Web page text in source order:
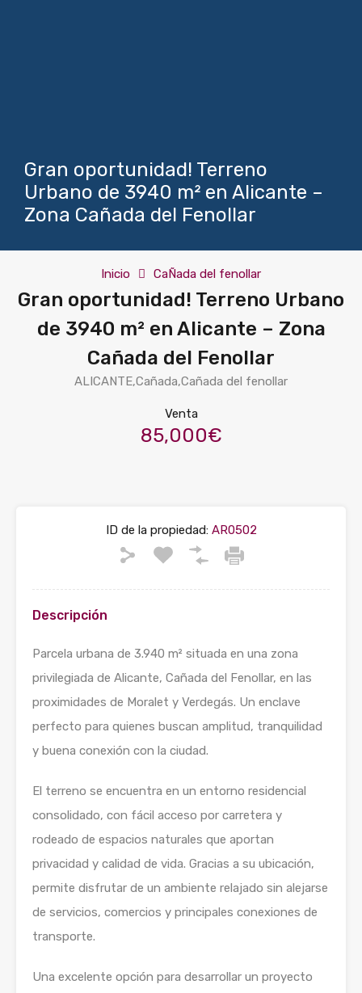
Gran oportunidad! Terreno
Urbano de 3940 m² en Alicante –
Zona Cañada del Fenollar
Inicio CaÑada del fenollar
Gran oportunidad! Terreno Urbano
de 3940 m² en Alicante – Zona
Cañada del Fenollar
ALICANTE,Cañada,Cañada del fenollar
Venta
85,000€
ID de la propiedad:AR0502
Descripción
Parcela urbana de 3.940 m² situada en una zona
privilegiada de Alicante, Cañada del Fenollar, en las
proximidades de Moralet y Verdegás. Un enclave
perfecto para quienes buscan amplitud, tranquilidad
y buena conexión con la ciudad.
El terreno se encuentra en un entorno residencial
consolidado, con fácil acceso por carretera y
rodeado de espacios naturales que aportan
privacidad y calidad de vida. Gracias a su ubicación,
permite disfrutar de un ambiente relajado sin alejarse
de servicios, comercios y principales conexiones de
transporte.
Una excelente opción para desarrollar un proyecto